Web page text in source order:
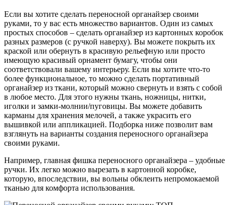
Если вы хотите сделать переносной органайзер своими
руками, то у вас есть множество вариантов. Один из самых
простых способов – сделать органайзер из картонных коробок
разных размеров (с ручкой наверху). Вы можете покрыть их
краской или обернуть в красивую рельефную или просто
имеющую красивый орнамент бумагу, чтобы они
соответствовали вашему интерьеру. Если вы хотите что-то
более функциональное, то можно сделать портативный
органайзер из ткани, который можно свернуть и взять с собой
в любое место. Для этого нужны ткань, ножницы, нитки,
иголки и замки-молнии/пуговицы. Вы можете добавить
карманы для хранения мелочей, а также украсить его
вышивкой или аппликацией. Подборка ниже позволит вам
взглянуть на варианты создания переносного органайзера
своими руками.
Например, главная фишка переносного органайзера – удобные
ручки. Их легко можно вырезать в картонной коробке,
которую, впоследствии, вы вольны обклеить непромокаемой
тканью для комфорта использования.